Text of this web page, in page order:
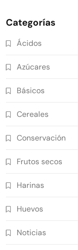
Categorías
Ácidos
Azúcares
Básicos
Cereales
Conservación
Frutos secos
Harinas
Huevos
Noticias